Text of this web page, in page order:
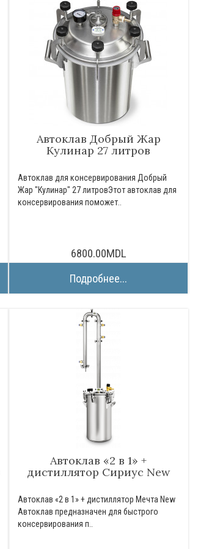
Автоклав Добрый Жар
Кулинар 27 литров
Автоклав для консервирования Добрый
Жар "Кулинар" 27 литровЭтот автоклав для
консервирования поможет..
6800.00MDL
Подробнее...
Автоклав «2 в 1» +
дистиллятор Сириус New
Автоклав «2 в 1» + дистиллятор Мечта New
Автоклав предназначен для быстрого
консервирования п..